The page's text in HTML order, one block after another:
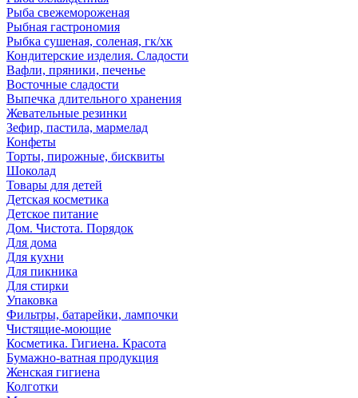
Рыба свежемороженая
Рыбная гастрономия
Рыбка сушеная, соленая, гк/хк
Кондитерские изделия. Сладости
Вафли, пряники, печенье
Восточные сладости
Выпечка длительного хранения
Жевательные резинки
Зефир, пастила, мармелад
Конфеты
Торты, пирожные, бисквиты
Шоколад
Товары для детей
Детская косметика
Детское питание
Дом. Чистота. Порядок
Для дома
Для кухни
Для пикника
Для стирки
Упаковка
Фильтры, батарейки, лампочки
Чистящие-моющие
Косметика. Гигиена. Красота
Бумажно-ватная продукция
Женская гигиена
Колготки